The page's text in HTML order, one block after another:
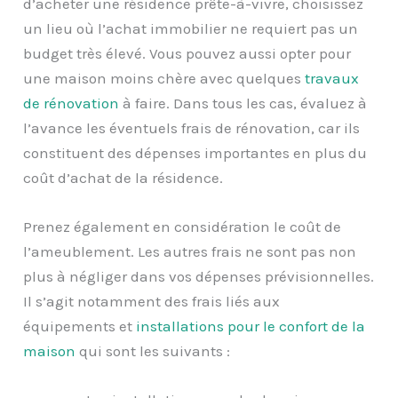
un lieu où l’achat immobilier ne requiert pas un
budget très élevé. Vous pouvez aussi opter pour
une maison moins chère avec quelquestravaux
de rénovation à faire. Dans tous les cas, évaluez à
l’avance les éventuels frais de rénovation, car ils
constituent des dépenses importantes en plus du
coût d’achat de la résidence.
Prenez également en considération le coût de
l’ameublement. Les autres frais ne sont pas non
plus à négliger dans vos dépenses prévisionnelles.
Il s’agit notamment des frais liés aux
équipements et installations pour le confort de la
maison qui sont les suivants :